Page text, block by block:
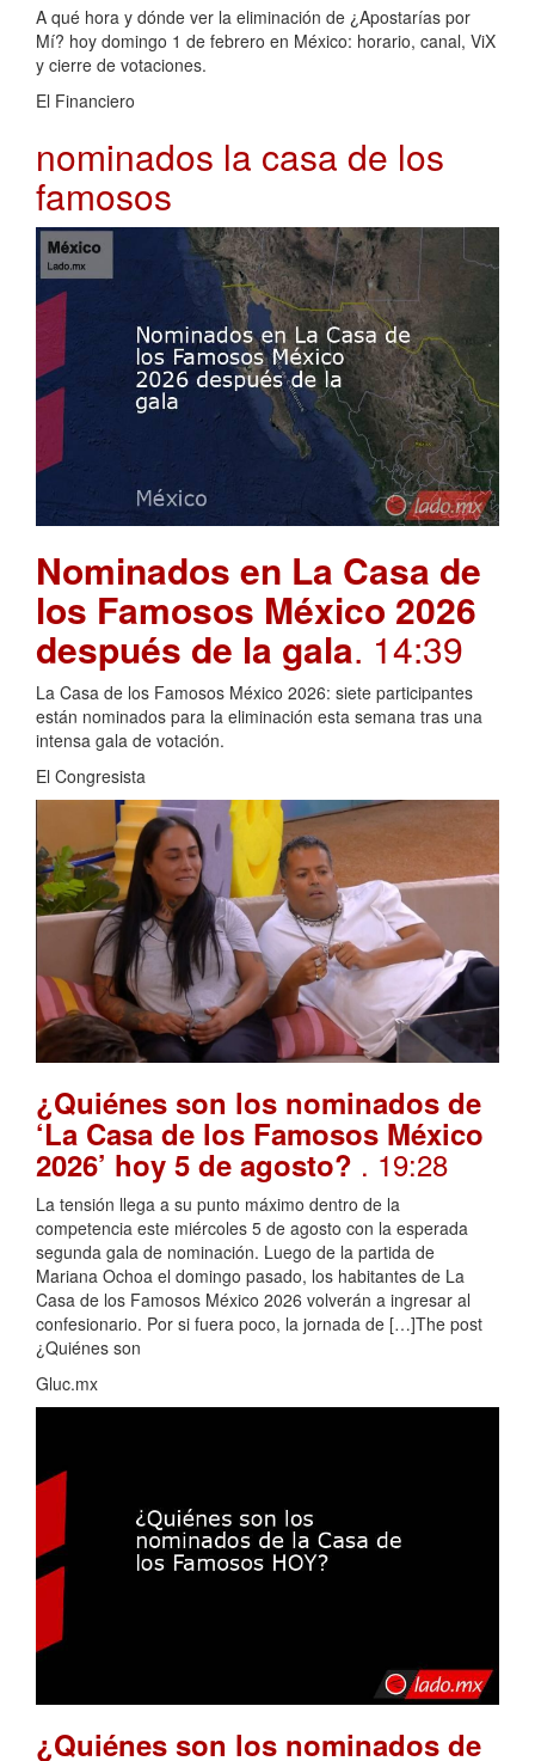
A qué hora y dónde ver la eliminación de ¿Apostarías por
Mí? hoy domingo 1 de febrero en México: horario, canal, ViX
y cierre de votaciones.
El Financiero
nominados la casa de los
famosos
Nominados en La Casa de
los Famosos México 2026
después de la gala. 14:39
La Casa de los Famosos México 2026: siete participantes
están nominados para la eliminación esta semana tras una
intensa gala de votación.
El Congresista
¿Quiénes son los nominados de
‘La Casa de los Famosos México
2026’ hoy 5 de agosto? . 19:28
La tensión llega a su punto máximo dentro de la
competencia este miércoles 5 de agosto con la esperada
segunda gala de nominación. Luego de la partida de
Mariana Ochoa el domingo pasado, los habitantes de La
Casa de los Famosos México 2026 volverán a ingresar al
confesionario. Por si fuera poco, la jornada de […]The post
¿Quiénes son
Gluc.mx
¿Quiénes son los nominados de